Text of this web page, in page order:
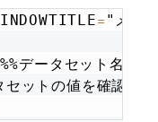
="メッ
データセット名
Copy